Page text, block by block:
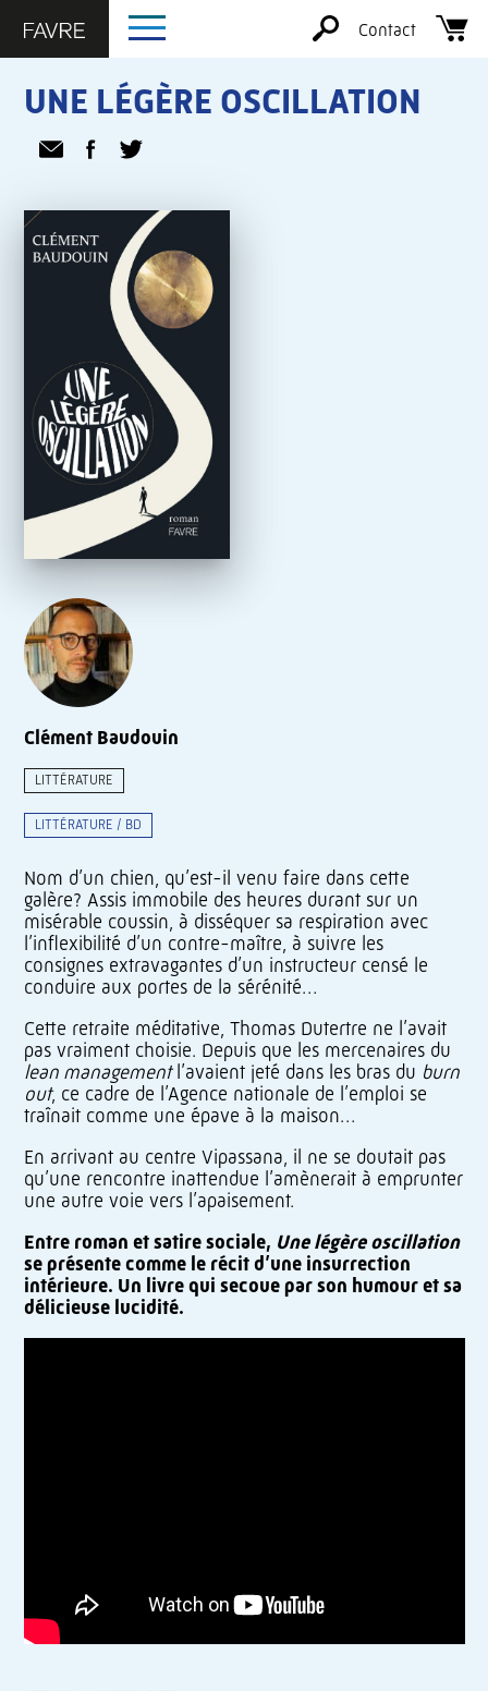
Contact
UNE LÉGÈRE OSCILLATION
Clément Baudouin
LITTÉRATURE
LITTÉRATURE / BD
Nom d’un chien, qu’est-il venu faire dans cette
galère? Assis immobile des heures durant sur un
misérable coussin, à disséquer sa respiration avec
l’inflexibilité d’un contre-maître, à suivre les
consignes extravagantes d’un instructeur censé le
conduire aux portes de la sérénité…
Cette retraite méditative, Thomas Dutertre ne l’avait
pas vraiment choisie. Depuis que les mercenaires du
lean managementl’avaient jeté dans les bras du burn
out, ce cadre de l’Agence nationale de l’emploi se
traînait comme une épave à la maison…
En arrivant au centre Vipassana, il ne se doutait pas
qu’une rencontre inattendue l’amènerait à emprunter
une autre voie vers l’apaisement.
Entre roman et satire sociale, Une légère oscillation
se présente comme le récit d’une insurrection
intérieure. Un livre qui secoue par son humour et sa
délicieuse lucidité.